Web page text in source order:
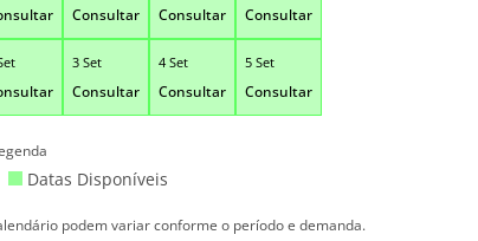
Consultar Consultar Consultar
3 Set
Consultar
4 Set
Consultar
5 Set
Consultar
Datas Disponíveis
podem variar conforme o período e demanda.